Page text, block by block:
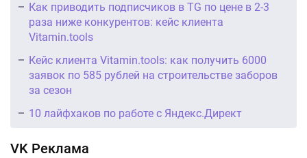
Как приводить подписчиков в TG по цене в 2-3
раза ниже конкурентов: кейс клиента
Vitamin.tools
Кейс клиента Vitamin.tools: как получить 6000
заявок по 585 рублей на строительстве заборов
за сезон
10 лайфхаков по работе с Яндекс.Директ
VK Реклама